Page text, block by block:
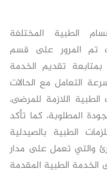
الطبية المختلفة
تم المرور على قسم
بمتابعة تقديم الخدمة
التعامل مع الحالات
اللازمة للمرضى،
المطلوبة، كما تأكد
الطبية بالصيدلية
والتي تعمل على مدار
الخدمة الطبية المقدمة